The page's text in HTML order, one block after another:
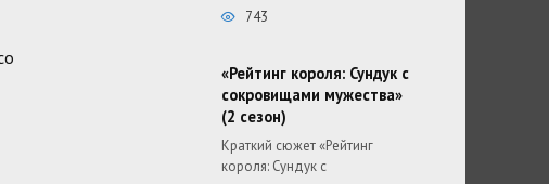
743
«Рейтинг короля: Сундук с
сокровищами мужества»
(2 сезон)
Краткий сюжет «Рейтинг
короля: Сундук с